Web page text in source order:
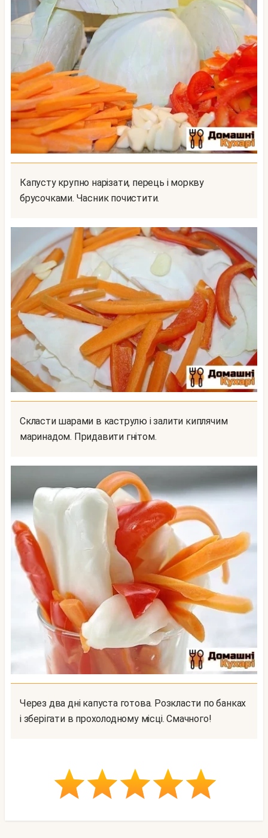
Капусту крупно нарізати, перець і моркву
брусочками. Часник почистити.
Скласти шарами в каструлю і залити киплячим
маринадом. Придавити гнітом.
Через два дні капуста готова. Розкласти по банках
і зберігати в прохолодному місці. Смачного!